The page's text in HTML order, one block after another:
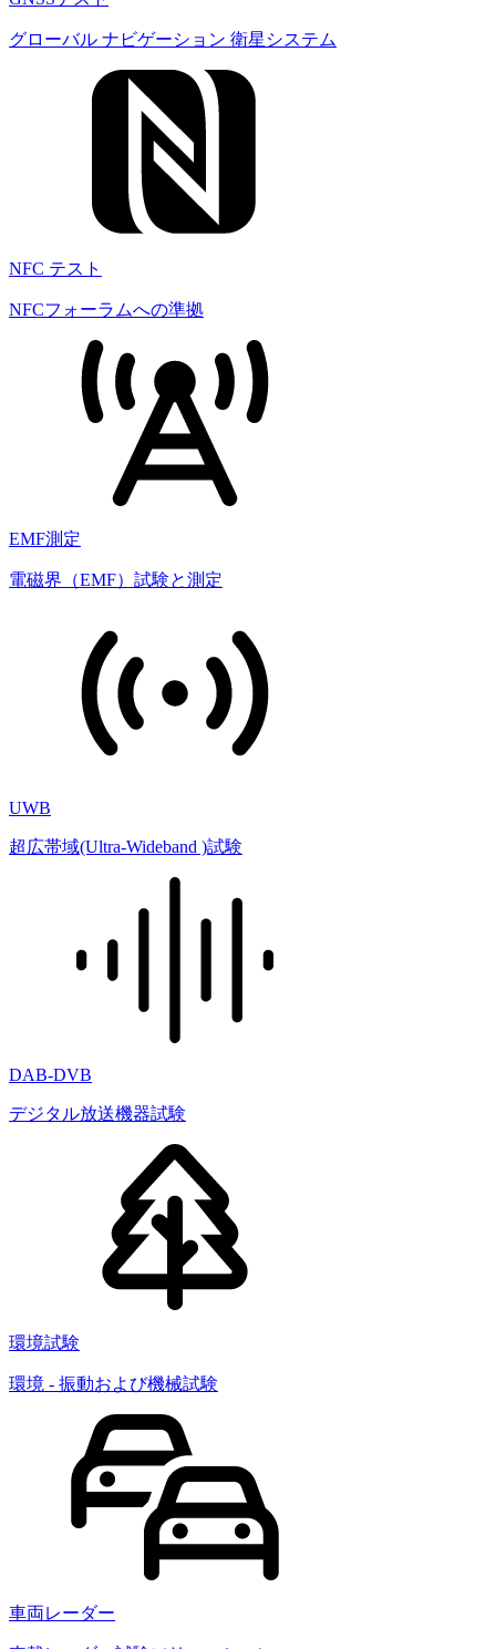
グローバル ナビゲーション 衛星システム
NFC テスト
NFCフォーラムへの準拠
EMF測定
電磁界（EMF）試験と測定
UWB
超広帯域(Ultra-Wideband )試験
DAB-DVB
デジタル放送機器試験
環境試験
環境 - 振動および機械試験
車両レーダー